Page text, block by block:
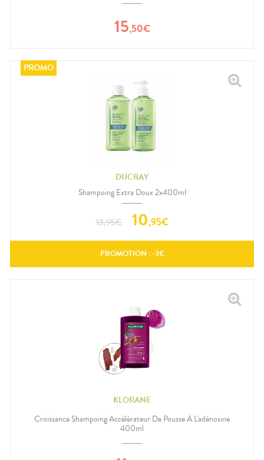
15,50€
DUCRAY
Shampoing Extra Doux 2x400ml
13,95€ 10,95€
PROMOTION : -3€
KLORANE
Croissance Shampoing Accélérateur De Pousse À L'adénosine
400ml